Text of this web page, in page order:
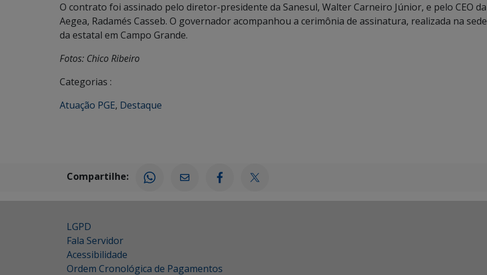
O contrato foi assinado pelo diretor-presidente da Sanesul, Walter Carneiro Júnior, e pelo CEO da
Aegea, Radamés Casseb. O governador acompanhou a cerimônia de assinatura, realizada na sede
da estatal em Campo Grande.
Fotos: Chico Ribeiro
Categorias :
Atuação PGE, Destaque
Compartilhe:
LGPD
Fala Servidor
Acessibilidade
Ordem Cronológica de Pagamentos